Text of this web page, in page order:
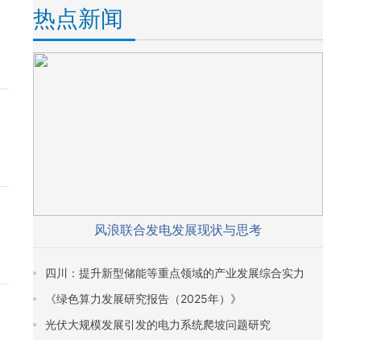
热点新闻
风浪联合发电发展现状与思考
四川：提升新型储能等重点领域的产业发展综合实力
《绿色算力发展研究报告（2025年）》
光伏大规模发展引发的电力系统爬坡问题研究